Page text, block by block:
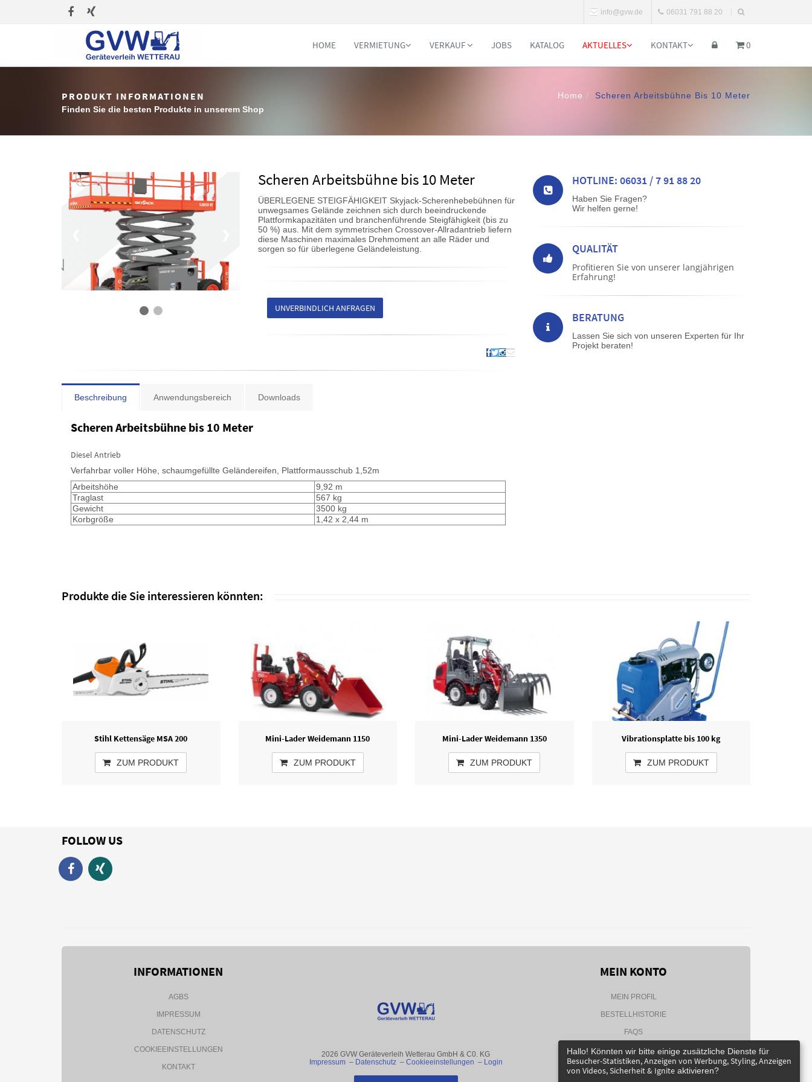
info@gvw.de 06031 791 88 20
HOME VERMIETUNG VERKAUF JOBS KATALOG AKTUELLES KONTAKT 0
PRODUKT INFORMATIONEN
Finden Sie die besten Produkte in unserem Shop
Home Scheren Arbeitsbühne Bis 10 Meter
1 / 2 Scheren Arbeitsbühne bis 10 Meter
ÜBERLEGENE STEIGFÄHIGKEIT Skyjack-Scherenhebebühnen für
unwegsames Gelände zeichnen sich durch beeindruckende
Plattformkapazitäten und branchenführende Steigfähigkeit (bis zu
50 %) aus. Mit dem symmetrischen Crossover-Allradantrieb liefern
diese Maschinen maximales Drehmoment an alle Räder und
sorgen so für überlegene Geländeleistung.
UNVERBINDLICH ANFRAGEN
Beschreibung Anwendungsbereich Downloads
Scheren Arbeitsbühne bis 10 Meter
Diesel Antrieb
Verfahrbar voller Höhe, schaumgefüllte Geländereifen, Plattformausschub 1,52m
Arbeitshöhe
9,92 m
Traglast
567 kg
Gewicht
3500 kg
Korbgröße
1,42 x 2,44 m
HOTLINE: 06031 / 7 91 88 20
Haben Sie Fragen?
Wir helfen gerne!
QUALITÄT
Profitieren Sie von unserer langjährigen
Erfahrung!
BERATUNG
Lassen Sie sich von unseren Experten für Ihr
Projekt beraten!
Produkte die Sie interessieren könnten:
Stihl Kettensäge MSA 200
ZUM PRODUKT
Mini-Lader Weidemann 1150
ZUM PRODUKT
Mini-Lader Weidemann 1350
ZUM PRODUKT
Vibrationsplatte bis 100 kg
ZUM PRODUKT
FOLLOW US
INFORMATIONEN
AGBS
IMPRESSUM
DATENSCHUTZ
COOKIEEINSTELLUNGEN
KONTAKT
2026 GVW Geräteverleih Wetterau GmbH & C0. KG
Impressum– Datenschutz– Cookieeinstellungen – Login
MEIN KONTO
MEIN PROFIL
BESTELLHISTORIE
FAQS
NEWSLETTER
Hallo! Könnten wir bitte einige zusätzliche Dienste für
Besucher-Statistiken, Anzeigen von Werbung, Styling, Anzeigen
von Videos, Sicherheit & Ignite aktivieren?